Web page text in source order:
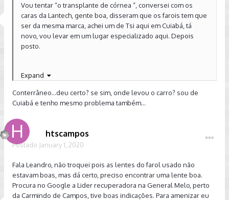
Vou tentar “o transplante de córnea “, conversei com os
caras da Lantech, gente boa, disseram que os farois tem que
ser da mesma marca, achei um de Tsi aqui em Cuiabá, tá
novo, vou levar em um lugar especializado aqui. Depois
posto.
Enviado do meu iPhone usando Tapatalk
Expand
Conterrâneo...deu certo? se sim, onde levou o carro? sou de
Cuiabá e tenho mesmo problema também...
htscampos
Postado January 1, 2020
Fala Leandro, não troquei pois as lentes do farol usado não
estavam boas, mas dá certo, preciso encontrar uma lente boa.
Procura no Google a Lider recuperadora na General Melo, perto
da Carmindo de Campos, tive boas indicações. Para amenizar eu